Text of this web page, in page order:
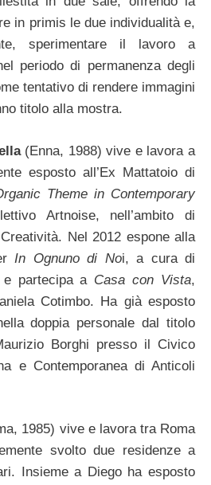
in primis le due individualità e,
sperimentare il lavoro a
periodo di permanenza degli
tentativo di rendere immagini
titolo alla mostra.
(Enna, 1988) vive e lavora a
esposto all’Ex Mattatoio di
Theme in Contemporary
Artnoise, nell’ambito di
Nel 2012 espone alla
In Ognuno di Noi, a cura di
e partecipa a Casa con Vista,
Cotimbo. Ha già esposto
doppia personale dal titolo
Borghi presso il Civico
e Contemporanea di Anticoli
1985) vive e lavora tra Roma
svolto due residenze a
Insieme a Diego ha esposto